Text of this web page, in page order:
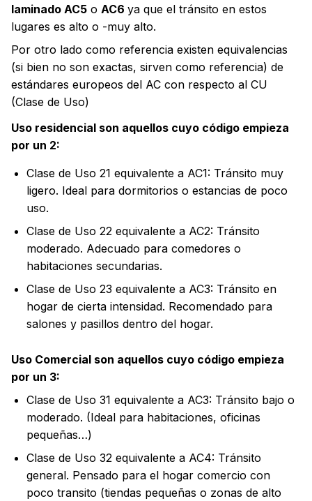
laminado AC5 o AC6 ya que el tránsito en estos
lugares es alto o -muy alto.
Por otro lado como referencia existen equivalencias
(si bien no son exactas, sirven como referencia) de
estándares europeos del AC con respecto al CU
(Clase de Uso)
Uso residencial son aquellos cuyo código empieza
por un 2:
Clase de Uso 21 equivalente a AC1: Tránsito muy
ligero. Ideal para dormitorios o estancias de poco
uso.
Clase de Uso 22 equivalente a AC2: Tránsito
moderado. Adecuado para comedores o
habitaciones secundarias.
Clase de Uso 23 equivalente a AC3: Tránsito en
hogar de cierta intensidad. Recomendado para
salones y pasillos dentro del hogar.
Uso Comercial son aquellos cuyo código empieza
por un 3:
Clase de Uso 31 equivalente a AC3: Tránsito bajo o
moderado. (Ideal para habitaciones, oficinas
pequeñas…)
Clase de Uso 32 equivalente a AC4: Tránsito
general. Pensado para el hogar comercio con
poco transito (tiendas pequeñas o zonas de alto